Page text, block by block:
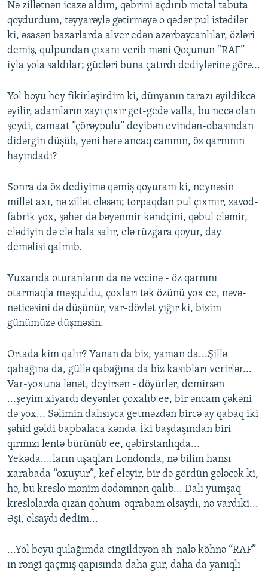
Nə zillətnən icazə aldım, qəbrini açdırıb metal tabuta
qoydurdum, təyyarəylə gətirməyə o qədər pul istədilər
ki, əsasən bazarlarda alver edən azərbaycanlılar, özləri
demiş, qulpundan çıxanı verib məni Qoçunun “RAF”
iyla yola saldılar; gücləri buna çatırdı dediylərinə görə...
Yol boyu hey fikirləşirdim ki, dünyanın tarazı əyildikcə
əyilir, adamların zayı çıxır get-gedə valla, bu necə olan
şeydi, camaat ”çörəypulu” deyibən evindən-obasından
didərgin düşüb, yəni hərə ancaq canının, öz qarnının
hayındadı?
Sonra da öz dediyimə qəmiş qoyuram ki, neynəsin
millət axı, nə zillət eləsən; torpaqdan pul çıxmır, zavod-
fabrik yox, şəhər də bəyənmir kəndçini, qəbul eləmir,
elədiyin də elə hala salır, elə rüzgara qoyur, day
deməlisi qalmıb.
Yuxarıda oturanların da nə vecinə - öz qarnını
otarmaqla məşquldu, çoxları tək özünü yox ee, nəvə-
nəticəsini də düşünür, var-dövlət yığır ki, bizim
günümüzə düşməsin.
Ortada kim qalır? Yanan da biz, yaman da...Şillə
qabağına da, güllə qabağına da biz kasıbları verirlər...
Var-yoxuna lənət, deyirsən - döyürlər, demirsən
...şeyim xiyardı deyənlər çoxalıb ee, bir əncam çəkəni
də yox... Səlimin dalısıyca getməzdən bircə ay qabaq iki
şəhid gəldi bapbalaca kəndə. İki başdaşından biri
qırmızı lentə bürünüb ee, qəbirstanlıqda...
Yekəda....ların uşaqları Londonda, nə bilim hansı
xarabada “oxuyur”, kef eləyir, bir də gördün gələcək ki,
hə, bu kreslo mənim dədəmnən qalıb... Dalı yumşaq
kreslolarda qızan qohum-əqrabam olsaydı, nə vardıki...
Əşi, olsaydı dedim...
...Yol boyu qulağımda cingildəyən ah-nalə köhnə “RAF”
ın rəngi qaçmış qapısında daha gur, daha da yanıqlı